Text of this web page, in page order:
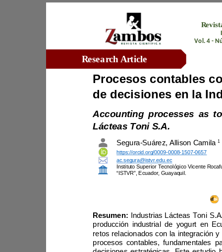
Vol. 4 -
Lácteas Toni S.A.
Segura- Suárez, Allison Camila 1
https://orcid.org/0009- 0008- 1507- 0657
ac.segura@istvr.edu.ec
“ISTVR”, Ecuador,
Resumen:
Research Article